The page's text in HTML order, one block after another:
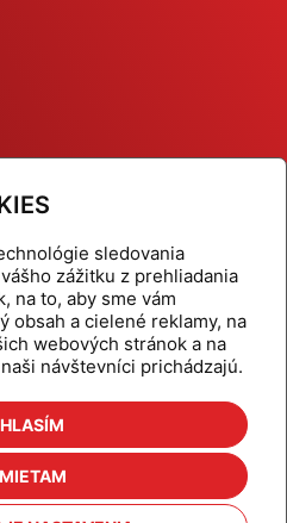
sledovania
zážitku z prehliadania
na to, aby sme vám
obsah a cielené reklamy, na
webových stránok a na
návštevníci prichádzajú.
Produkty
Odber šikovné tipy
Cenníky
Referencie
Kontakt